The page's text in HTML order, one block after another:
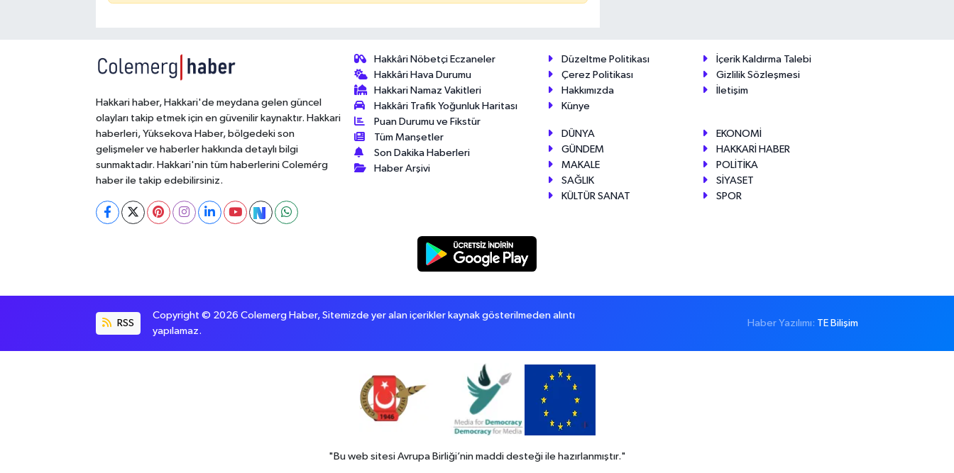
Hakkari haber, Hakkari'de meydana gelen güncel
olayları takip etmek için en güvenilir kaynaktır. Hakkari
haberleri, Yüksekova Haber, bölgedeki son
gelişmeler ve haberler hakkında detaylı bilgi
sunmaktadır. Hakkari'nin tüm haberlerini Colemérg
haber ile takip edebilirsiniz.
Hakkâri Nöbetçi Eczaneler
Hakkâri Hava Durumu
Hakkari Namaz Vakitleri
Hakkâri Trafik Yoğunluk Haritası
Puan Durumu ve Fikstür
Tüm Manşetler
Son Dakika Haberleri
Haber Arşivi
Düzeltme Politikası
İçerik Kaldırma Talebi
Çerez Politikası
Gizlilik Sözleşmesi
Hakkımızda
İletişim
Künye
DÜNYA
EKONOMİ
GÜNDEM
HAKKARİ HABER
MAKALE
POLİTİKA
SAĞLIK
SİYASET
KÜLTÜR SANAT
SPOR
RSS
Copyright © 2026 Colemerg Haber, Sitemizde yer alan içerikler kaynak gösterilmeden alıntı
yapılamaz.
Haber Yazılımı: TE Bilişim
"Bu web sitesi Avrupa Birliği’nin maddi desteği ile hazırlanmıştır."